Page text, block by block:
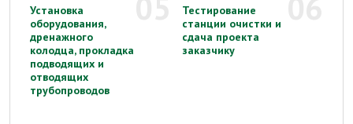
Установка
оборудования,
дренажного
колодца, прокладка
подводящих и
отводящих
трубопроводов
Тестирование
станции очистки и
сдача проекта
заказчику